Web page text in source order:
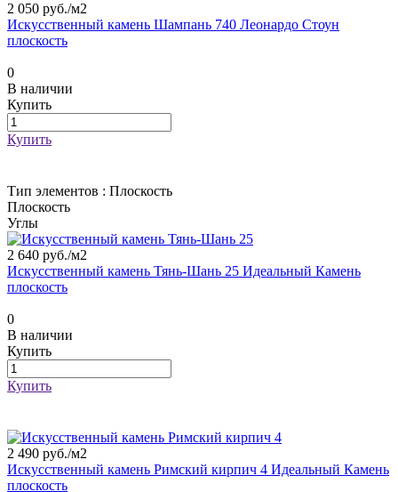
2 050 руб./м2
Искусственный камень Шампань 740 Леонардо Стоун
плоскость
0
В наличии
Купить
Купить
Тип элементов : Плоскость
Плоскость
Углы
2 640 руб./м2
Искусственный камень Тянь-Шань 25 Идеальный Камень
плоскость
0
В наличии
Купить
Купить
2 490 руб./м2
Искусственный камень Римский кирпич 4 Идеальный Камень
плоскость